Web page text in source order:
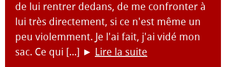
de lui rentrer dedans, de me confronter à
lui très directement, si ce n'est même un
peu violemment. Je l'ai fait, j'ai vidé mon
sac. Ce qui [...] ► Lire la suite